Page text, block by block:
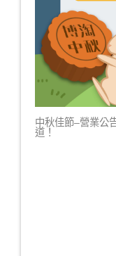
中秋佳節–營業公
道！